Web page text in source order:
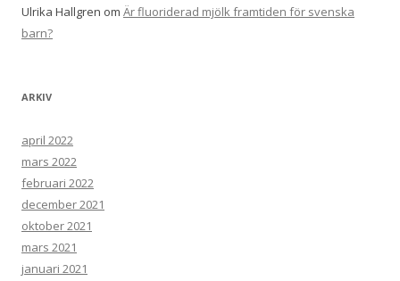
Ulrika Hallgren om Är fluoriderad mjölk framtiden för svenska
barn?
ARKIV
april 2022
mars 2022
februari 2022
december 2021
oktober 2021
mars 2021
januari 2021